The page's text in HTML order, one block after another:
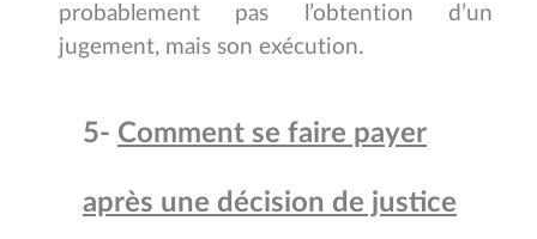
probablement pas l’obtention d’un
jugement, mais son exécution.
5- Comment se faire payer
après une décision de justice